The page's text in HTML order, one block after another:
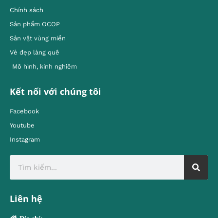
Chính sách
Sản phẩm OCOP
Sản vật vùng miền
Vẻ đẹp làng quê
Mô hình, kinh nghiêm
Kết nối với chúng tôi
Facebook
Youtube
Instagram
Liên hệ